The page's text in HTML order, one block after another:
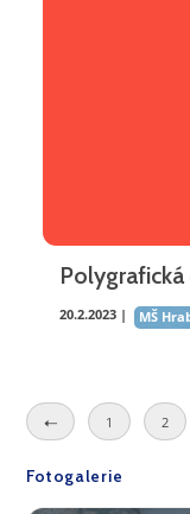
20.2.2023 | MŠ
1 2
Fotogalerie